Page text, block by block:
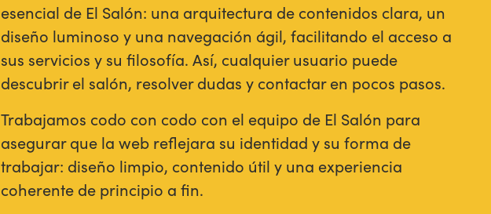
esencial de El Salón: una arquitectura de contenidos clara, un
diseño luminoso y una navegación ágil, facilitando el acceso a
sus servicios y su filosofía. Así, cualquier usuario puede
descubrir el salón, resolver dudas y contactar en pocos pasos.
Trabajamos codo con codo con el equipo de El Salón para
asegurar que la web reflejara su identidad y su forma de
trabajar: diseño limpio, contenido útil y una experiencia
coherente de principio a fin.